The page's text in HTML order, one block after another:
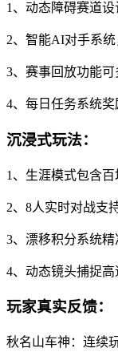
1、动态障碍赛道
2、智能AI对手系
3、赛事回放功能
4、每日任务系统
沉浸式玩法：
1、生涯模式包含
2、8人实时对战支
3、漂移积分系统
4、动态镜头捕捉
玩家真实反馈：
秋名山车神：连续